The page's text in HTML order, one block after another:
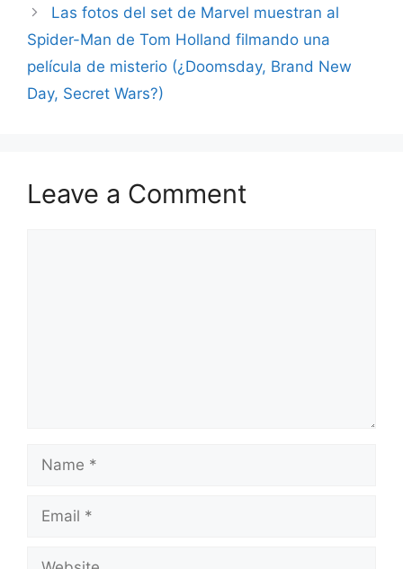
Las fotos del set de Marvel muestran al
Spider-Man de Tom Holland filmando una
película de misterio (¿Doomsday, Brand New
Day, Secret Wars?)
Leave a Comment
Name
Email
Website